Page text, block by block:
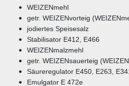
WEIZENmehl
getr. WEIZENvorteig
jodiertes Speisesalz
Stabilisator E412, E466
WEIZENmalzmehl
getr. WEIZENsauerteig
Säureregulator E450, E263,
Emulgator E 472e